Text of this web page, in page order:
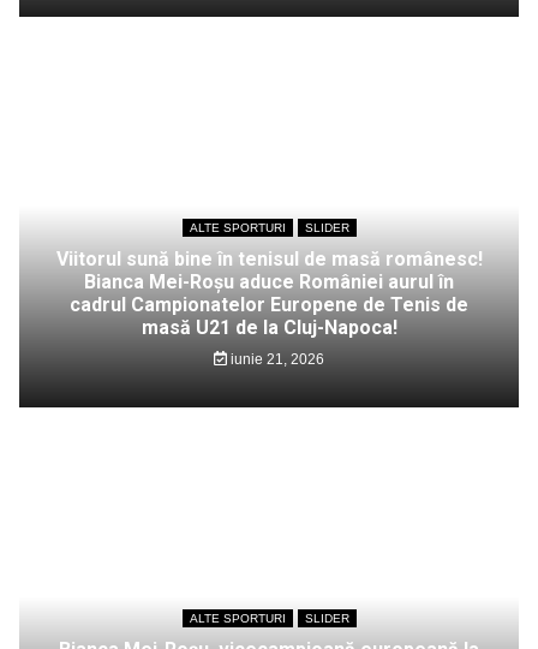
ALTE SPORTURI SLIDER
Viitorul sună bine în tenisul de masă românesc!
Bianca Mei-Roșu aduce României aurul în
cadrul Campionatelor Europene de Tenis de
masă U21 de la Cluj-Napoca!
iunie 21, 2026
ALTE SPORTURI SLIDER